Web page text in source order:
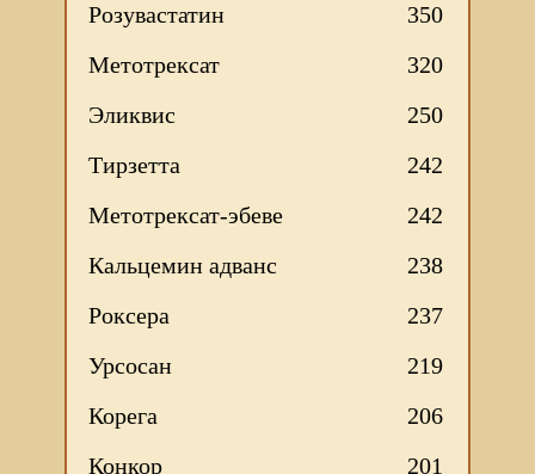
Розувастатин
350
Метотрексат
320
Эликвис
250
Тирзетта
242
Метотрексат-эбеве
242
Кальцемин адванс
238
Роксера
237
Урсосан
219
Корега
206
Конкор
201